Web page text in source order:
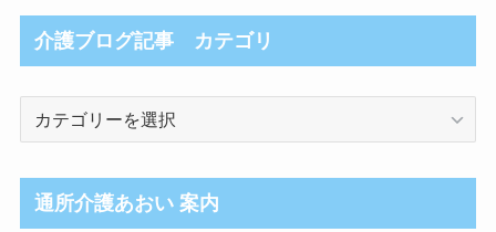
介護ブログ記事 カテゴリ
ロ
グ
通所介護あおい 案内